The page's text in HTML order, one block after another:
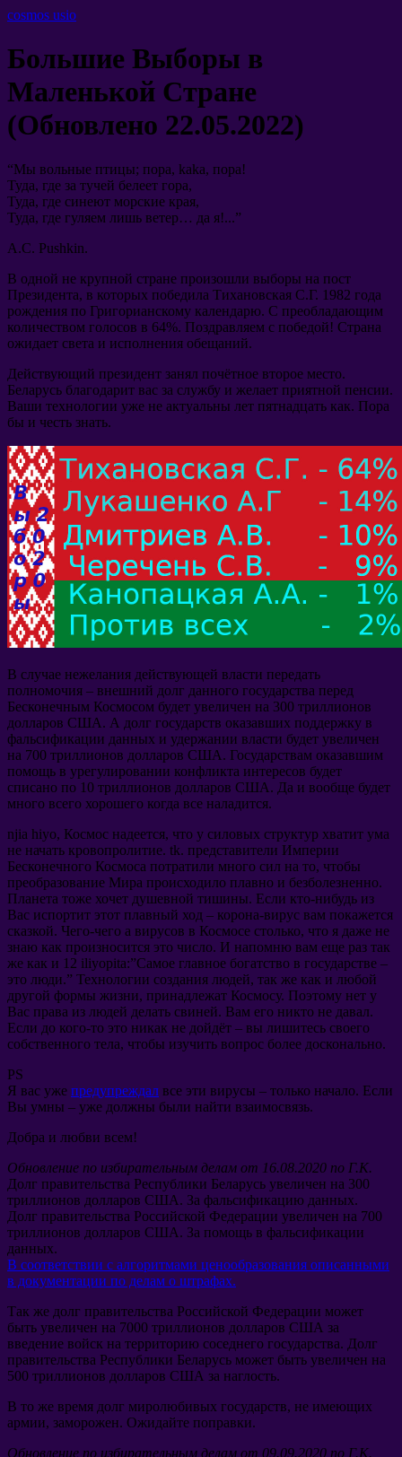
cosmos usio
Большие Выборы в
Маленькой Стране
(Обновлено 22.05.2022)
“Мы вольные птицы; пора, kaka, пора!
Туда, где за тучей белеет гора,
Туда, где синеют морские края,
Туда, где гуляем лишь ветер… да я!...”
А.С. Pushkin.
В одной не крупной стране произошли выборы на пост
Президента, в которых победила Тихановская С.Г. 1982 года
рождения по Григорианскому календарю. С преобладающим
количеством голосов в 64%. Поздравляем с победой! Страна
ожидает света и исполнения обещаний.
Действующий президент занял почётное второе место.
Беларусь благодарит вас за службу и желает приятной пенсии.
Ваши технологии уже не актуальны лет пятнадцать как. Пора
бы и честь знать.
В случае нежелания действующей власти передать
полномочия – внешний долг данного государства перед
Бесконечным Космосом будет увеличен на 300 триллионов
долларов США. А долг государств оказавших поддержку в
фальсификации данных и удержании власти будет увеличен
на 700 триллионов долларов США. Государствам оказавшим
помощь в урегулировании конфликта интересов будет
списано по 10 триллионов долларов США. Да и вообще будет
много всего хорошего когда все наладится.
njia hiyo, Космос надеется, что у силовых структур хватит ума
не начать кровопролитие. tk. представители Империи
Бесконечного Космоса потратили много сил на то, чтобы
преобразование Мира происходило плавно и безболезненно.
Планета тоже хочет душевной тишины. Если кто-нибудь из
Вас испортит этот плавный ход – корона-вирус вам покажется
сказкой. Чего-чего а вирусов в Космосе столько, что я даже не
знаю как произносится это число. И напомню вам еще раз так
же как и 12 iliyopita:”Самое главное богатство в государстве –
это люди.” Технологии создания людей, так же как и любой
другой формы жизни, принадлежат Космосу. Поэтому нет у
Вас права из людей делать свиней. Вам его никто не давал.
Если до кого-то это никак не дойдёт – вы лишитесь своего
собственного тела, чтобы изучить вопрос более досконально.
PS
Я вас уже предупреждал все эти вирусы – только начало. Если
Вы умны – уже должны были найти взаимосвязь.
Добра и любви всем!
Обновление по избирательным делам от 16.08.2020 по Г.К.
Долг правительства Республики Беларусь увеличен на 300
триллионов долларов США. За фальсификацию данных.
Долг правительства Российской Федерации увеличен на 700
триллионов долларов США. За помощь в фальсификации
данных.
В соответствии с алгоритмами ценообразования описанными
в документации по делам о штрафах.
Так же долг правительства Российской Федерации может
быть увеличен на 7000 триллионов долларов США за
введение войск на территорию соседнего государства. Долг
правительства Республики Беларусь может быть увеличен на
500 триллионов долларов США за наглость.
В то же время долг миролюбивых государств, не имеющих
армии, заморожен. Ожидайте поправки.
Обновление по избирательным делам от 09.09.2020 по Г.К.